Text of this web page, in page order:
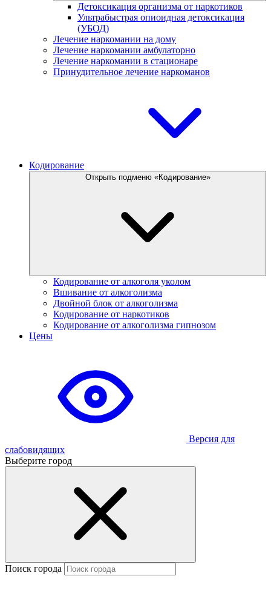
Детоксикация организма от наркотиков
Ультрабыстрая опиоидная детоксикация
(УБОД)
Лечение наркомании на дому
Лечение наркомании амбулаторно
Лечение наркомании в стационаре
Принудительное лечение наркоманов
Кодирование
Открыть подменю «Кодирование»
Кодирование от алкоголя уколом
Вшивание от алкоголизма
Двойной блок от алкоголизма
Кодирование от наркотиков
Кодирование от алкоголизма гипнозом
Цены
Версия для
слабовидящих
Выберите город
Поиск города